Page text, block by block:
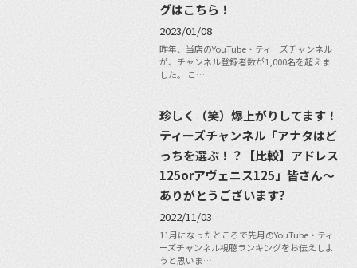
グはこちら！
2023/01/08
昨年、当店のYouTube・ティーズチャンネル
が、チャンネル登録者数が1,000名を超えま
した。 こ…
珍しく（笑）爆上がりしてます！
ティーズチャンネル「アナタはど
っちを選ぶ！？【比較】アドレス
125orアヴェニス125」皆さん〜
ありがとうございます?
2022/11/03
11月になったところで先月のYouTube・ティ
ーズチャンネル視聴ランキングをお伝えしよ
うと思いま…